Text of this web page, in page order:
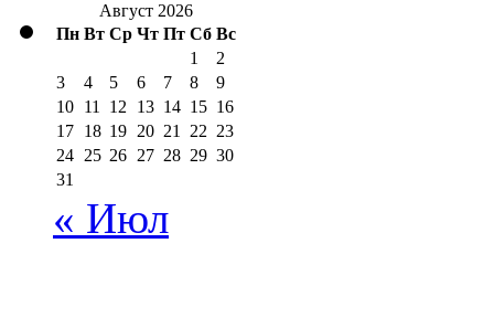
Август 2026
Пн Вт Ср Чт Пт Сб Вс
1
2
3
4 5 6 7 8
9
10 11 12 13 14 15 16
17 18 19 20 21 22 23
24 25 26 27 28 29 30
31
« Июл